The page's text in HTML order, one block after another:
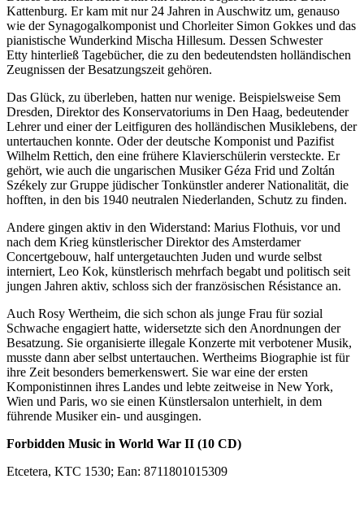
Kattenburg. Er kam mit nur 24 Jahren in Auschwitz um, genauso
wie der Synagogalkomponist und Chorleiter Simon Gokkes und das
pianistische Wunderkind Mischa Hillesum. Dessen Schwester
Etty hinterließ Tagebücher, die zu den bedeutendsten holländischen
Zeugnissen der Besatzungszeit gehören.
Das Glück, zu überleben, hatten nur wenige. Beispielsweise Sem
Dresden, Direktor des Konservatoriums in Den Haag, bedeutender
Lehrer und einer der Leitfiguren des holländischen Musiklebens, der
untertauchen konnte. Oder der deutsche Komponist und Pazifist
Wilhelm Rettich, den eine frühere Klavierschülerin versteckte. Er
gehört, wie auch die ungarischen Musiker Géza Frid und Zoltán
Székely zur Gruppe jüdischer Tonkünstler anderer Nationalität, die
hofften, in den bis 1940 neutralen Niederlanden, Schutz zu finden.
Andere gingen aktiv in den Widerstand: Marius Flothuis, vor und
nach dem Krieg künstlerischer Direktor des Amsterdamer
Concertgebouw, half untergetauchten Juden und wurde selbst
interniert, Leo Kok, künstlerisch mehrfach begabt und politisch seit
jungen Jahren aktiv, schloss sich der französischen Résistance an.
Auch Rosy Wertheim, die sich schon als junge Frau für sozial
Schwache engagiert hatte, widersetzte sich den Anordnungen der
Besatzung. Sie organisierte illegale Konzerte mit verbotener Musik,
musste dann aber selbst untertauchen. Wertheims Biographie ist für
ihre Zeit besonders bemerkenswert. Sie war eine der ersten
Komponistinnen ihres Landes und lebte zeitweise in New York,
Wien und Paris, wo sie einen Künstlersalon unterhielt, in dem
führende Musiker ein- und ausgingen.
Forbidden Music in World War II (10 CD)
Etcetera, KTC 1530; Ean: 8711801015309